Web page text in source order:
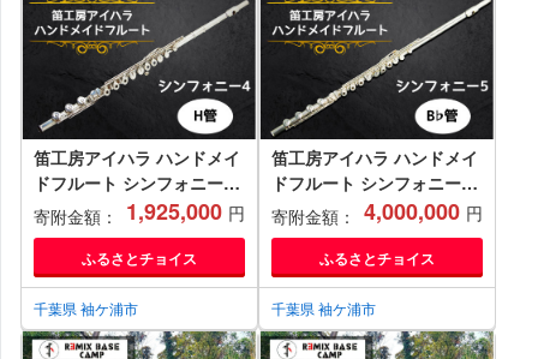
笛工房アイハラ ハンドメイ
ドフルート シンフォニー4
H管｜フルート シンフォニ
ー4 H管 ハンドメイド 管体
銀 ドローン 引き上げ おす
すめ 楽器 職人 ケース 笛工
房アイハラ アイハラフルー
ト [0399]
寄附金額： 1,925,000 円
ふるさとチョイス
千葉県 袖ケ浦市
笛工房アイハラ ハンドメイ
ドフルート シンフォニー5
B♭管｜フルート シンフォ
ニー5 B♭管 ハンドメイド
総銀 ドローン 引き上げ お
すすめ 楽器 職人 ケース 笛
工房アイハラ アイハラフル
ート [0402]
寄附金額： 4,000,000 円
ふるさとチョイス
千葉県 袖ケ浦市